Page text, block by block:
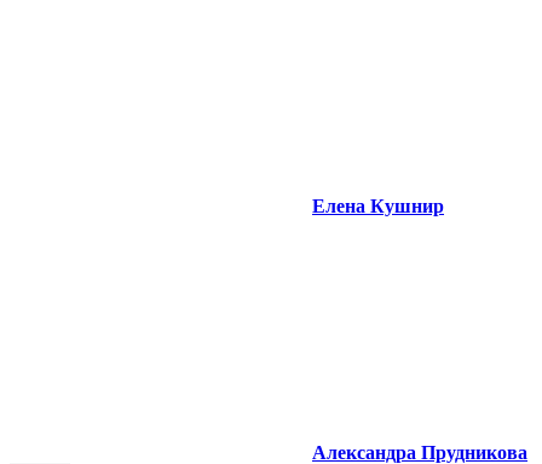
Елена Кушнир
Александра Прудникова